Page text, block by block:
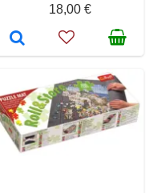
18,00 €